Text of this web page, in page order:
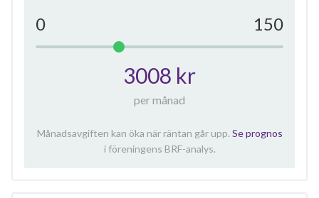
0 150
3008 kr
per månad
Månadsavgiften kan öka när räntan går upp. Se prognos
i föreningens BRF-analys.